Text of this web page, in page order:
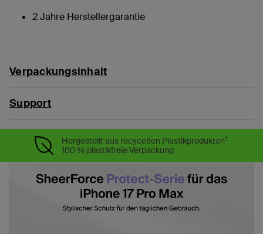
2 Jahre Herstellergarantie
Verpackungsinhalt
Support
Hergestellt aus recycelten Plastikprodukten†
100 % plastikfreie Verpackung